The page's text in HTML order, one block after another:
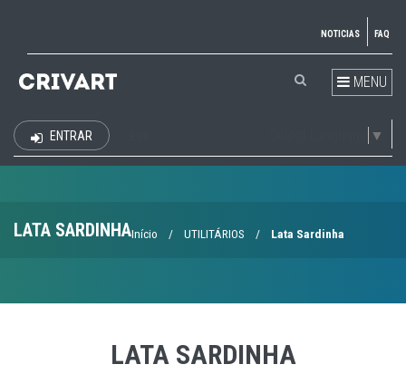
NOTICIAS FAQ
MENU
▼
ENTRAR
LATA SARDINHAInício / UTILITÁRIOS / Lata Sardinha
LATA SARDINHA